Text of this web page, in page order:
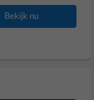
Bekijk nu